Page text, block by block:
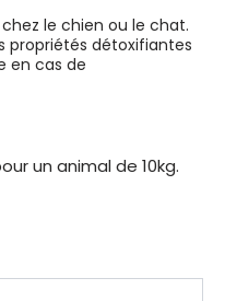
le chien ou le chat.
propriétés détoxifiantes
en cas de
un animal de 10kg.